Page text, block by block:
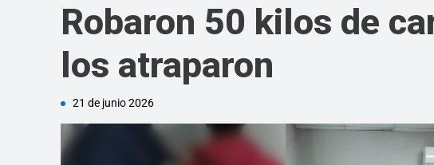
Robaron 50 kilos de
los atraparon
21 de junio 2026